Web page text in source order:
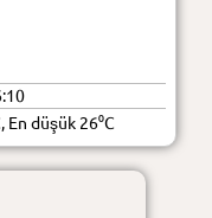
En düşük 26⁰C